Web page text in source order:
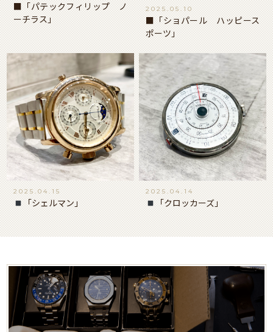
■「パテックフィリップ ノ
ーチラス」
2025.05.10
■「ショパール ハッピース
ポーツ」
2025.04.15
「シェルマン」
2025.04.14
「クロッカーズ」